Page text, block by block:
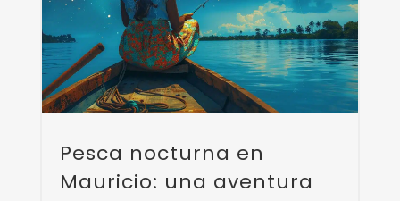
Pesca nocturna en
Mauricio: una aventura